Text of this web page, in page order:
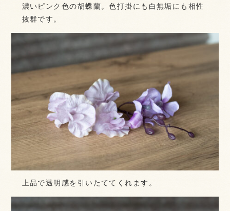
濃いピンク色の胡蝶蘭。色打掛にも白無垢にも相性
抜群です。
上品で透明感を引いたててくれます。